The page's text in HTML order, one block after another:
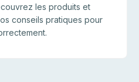
les produits et
conseils pratiques pour